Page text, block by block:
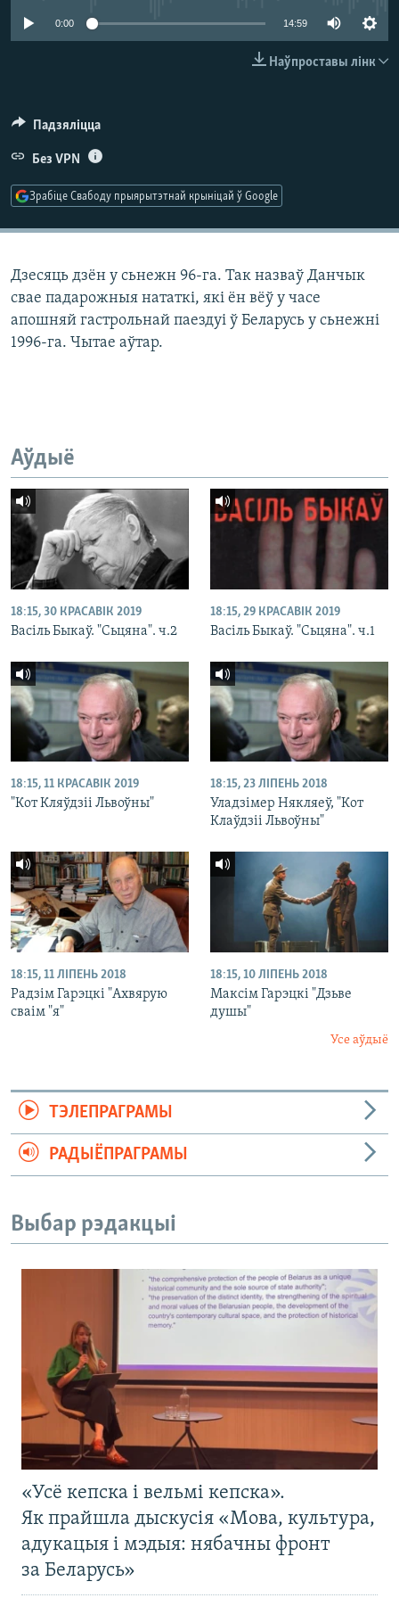
КАЛЯНДАР
НА ХВАЛЯХ СВАБОДЫ
0:00 14:59
Наўпроставы лінк
Падзяліцца
Без VPN
Зрабіце Свабоду прыярытэтнай крыніцай ў Google
Дзесяць дзён у сьнежн 96-га. Так назваў Данчык
свае падарожныя нататкі, які ён вёў у часе
апошняй гастрольнай паездуі ў Беларусь у сьнежні
1996-га. Чытае аўтар.
Аўдыё
18:15, 30 КРАСАВІК 2019
Васіль Быкаў. "Сьцяна". ч.2
18:15, 29 КРАСАВІК 2019
Васіль Быкаў. "Сьцяна". ч.1
18:15, 11 КРАСАВІК 2019
"Кот Кляўдзіі Львоўны"
18:15, 23 ЛІПЕНЬ 2018
Уладзімер Някляеў, "Кот
Клаўдзіі Львоўны"
18:15, 11 ЛІПЕНЬ 2018
Радзім Гарэцкі "Ахвярую
сваім "я"
18:15, 10 ЛІПЕНЬ 2018
Максім Гарэцкі "Дзьве
душы"
Усе аўдыё
ТЭЛЕПРАГРАМЫ
РАДЫЁПРАГРАМЫ
Выбар рэдакцыі
«Усё кепска і вельмі кепска».
Як прайшла дыскусія «Мова, культура,
адукацыя і мэдыя: нябачны фронт
за Беларусь»